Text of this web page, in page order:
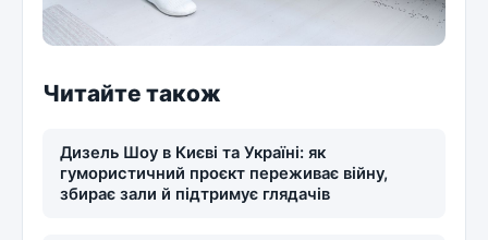
Читайте також
Дизель Шоу в Києві та Україні: як
гумористичний проєкт переживає війну,
збирає зали й підтримує глядачів